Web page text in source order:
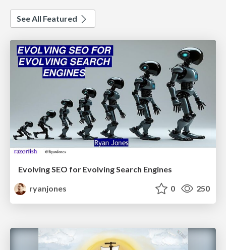
See All Featured
Evolving SEO for Evolving Search Engines
ryanjones
0 250